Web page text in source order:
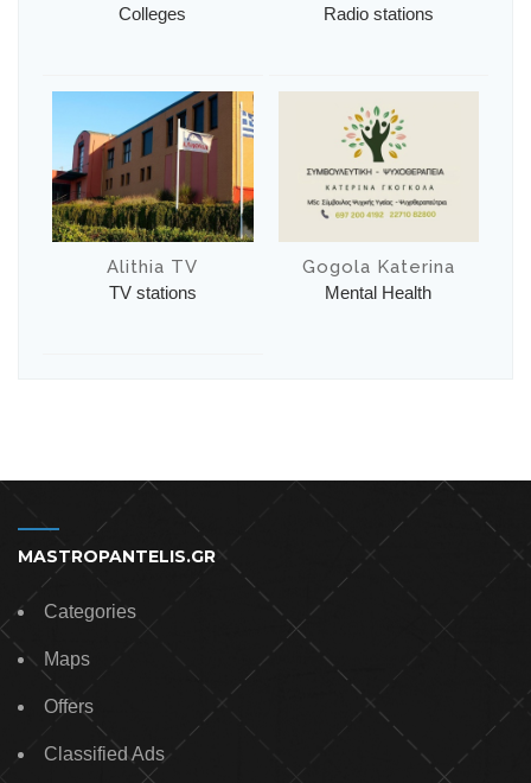
Colleges Radio stations
Alithia TV
TV stations
Gogola Katerina
Mental Health
MASTROPANTELIS.GR
Categories
Maps
Offers
Classified Ads